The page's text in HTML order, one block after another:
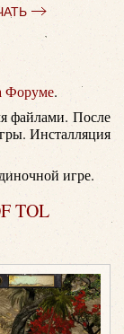
Форуме.
файлами. После
Инсталляция
игре.
TOL